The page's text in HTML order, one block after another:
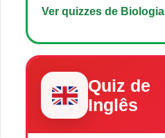
Ver quizzes de Biologia
Quiz de
Inglês